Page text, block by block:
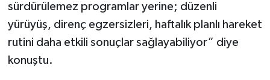
sürdürülemez programlar yerine; düzenli
yürüyüş, direnç egzersizleri, haftalık planlı hareket
rutini daha etkili sonuçlar sağlayabiliyor” diye
konuştu.